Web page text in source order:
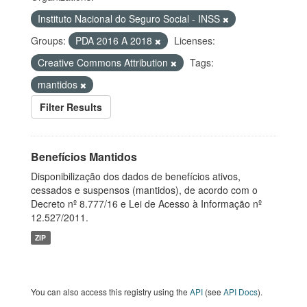
Instituto Nacional do Seguro Social - INSS
Groups:
PDA 2016 A 2018
Licenses:
Creative Commons Attribution
Tags:
mantidos
Filter Results
Benefícios Mantidos
Disponibilização dos dados de benefícios ativos,
cessados e suspensos (mantidos), de acordo com o
Decreto nº 8.777/16 e Lei de Acesso à Informação nº
12.527/2011.
ZIP
You can also access this registry using the API (see API Docs).